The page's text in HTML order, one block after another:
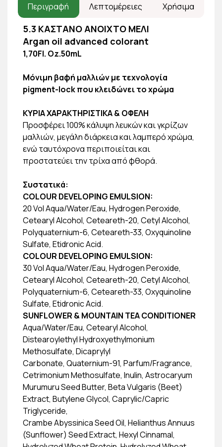
Περιγραφή Λεπτομέρειες Χρήσιμα
5.3 ΚΑΣΤΑΝΟ ΑΝΟΙΧΤΟ ΜΕΛΙ
Argan oil advanced colorant
1,70Fl. Oz.50mL
Μόνιμη βαφή μαλλιών με τεχνολογία
pigment-lock που κλειδώνει το χρώμα
ΚΥΡΙΑ ΧΑΡΑΚΤΗΡΙΣΤΙΚΑ & ΟΦΕΛΗ
Προσφέρει 100% κάλυψη λευκών και γκρίζων
μαλλιών, μεγάλη διάρκεια και λαμπερό χρώμα,
ενώ ταυτόχρονα περιποιείται και
προστατεύει την τρίχα από φθορά.
Συστατικά:
COLOUR DEVELOPING EMULSION:
20 Vol Aqua/Water/Eau, Hydrogen Peroxide,
Cetearyl Alcohol, Ceteareth-20, Cetyl Alcohol,
Polyquaternium-6, Ceteareth-33, Oxyquinoline
Sulfate, Etidronic Acid.
COLOUR DEVELOPING EMULSION:
30 Vol Aqua/Water/Eau, Hydrogen Peroxide,
Cetearyl Alcohol, Ceteareth-20, Cetyl Alcohol,
Polyquaternium-6, Ceteareth-33, Oxyquinoline
Sulfate, Etidronic Acid.
SUNFLOWER & MOUNTAIN TEA CONDITIONER
Aqua/Water/Eau, Cetearyl Alcohol,
Distearoylethyl Hydroxyethylmonium
Methosulfate, Dicaprylyl
Carbonate, Quaternium-91, Parfum/Fragrance,
Cetrimonium Methosulfate, Inulin, Astrocaryum
Murumuru Seed Butter, Beta Vulgaris (Beet)
Extract, Butylene Glycol, Caprylic/Capric
Triglyceride,
Crambe Abyssinica Seed Oil, Helianthus Annuus
(Sunflower) Seed Extract, Hexyl Cinnamal,